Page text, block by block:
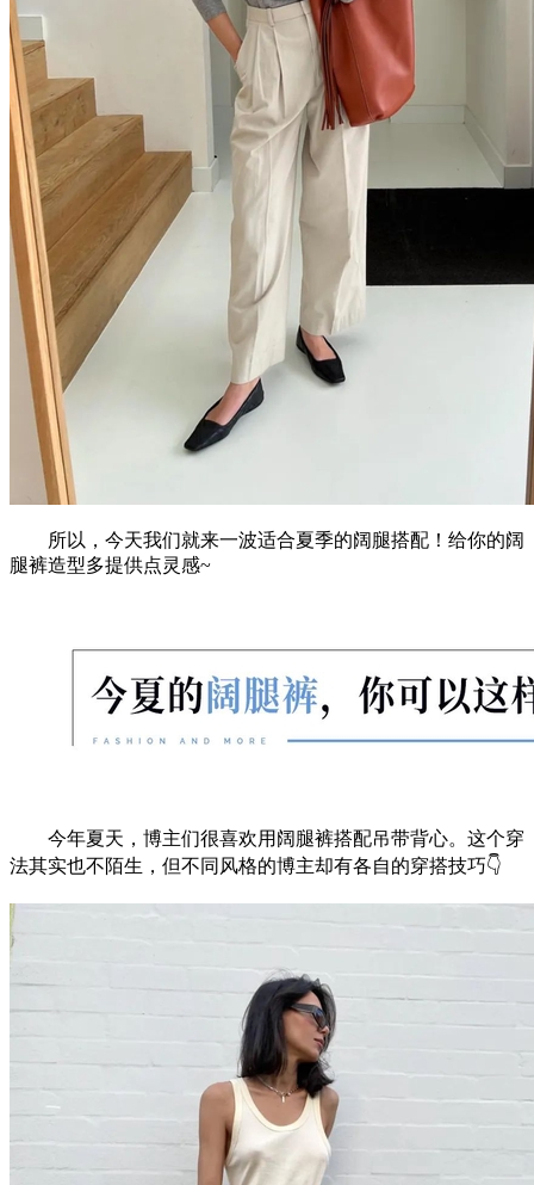
所以，今天我们就来一波适合夏季的阔腿搭配！给你的阔
腿裤造型多提供点灵感~
今年夏天，博主们很喜欢用阔腿裤搭配吊带背心。这个穿
法其实也不陌生，但不同风格的博主却有各自的穿搭技巧👇